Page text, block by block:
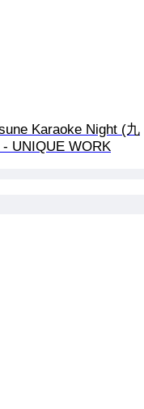
Karaoke Night (九
UNIQUE WORK